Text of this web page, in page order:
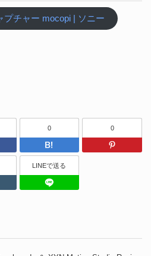
プチャー mocopi | ソニー
Facebook
0
はてなブッ
0
Tumblr
LINEで送る